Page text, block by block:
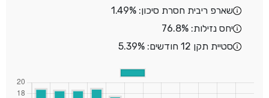
שארפ ריבית חסרת סיכון: 1.49%
יחס נזילות: 76.8%
סטיית תקן 12 חודשים: 5.39%